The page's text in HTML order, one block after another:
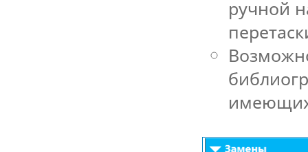
ручной